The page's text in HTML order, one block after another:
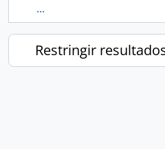
...
Restringir